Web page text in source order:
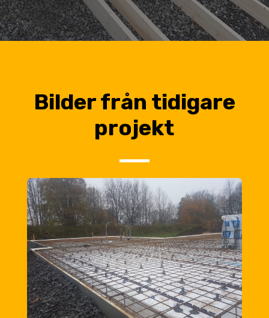
Bilder från tidigare
projekt